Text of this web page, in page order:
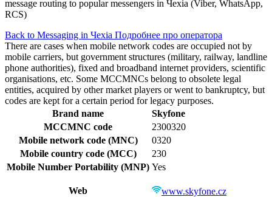
message routing to popular messengers in Чехіа (Viber, WhatsApp,
RCS)
Back to Messaging in Чехіа Подробнее про оператора
There are cases when mobile network codes are occupied not by
mobile carriers, but government structures (military, railway, landline
phone authorities), fixed and broadband internet providers, scientific
organisations, etc. Some MCCMNCs belong to obsolete legal
entities, acquired by other market players or went to bankruptcy, but
codes are kept for a certain period for legacy purposes.
Brand name
Skyfone
MCCMNC code
2300320
Mobile network code (MNC)
0320
Mobile country code (MCC)
230
Mobile Number Portability (MNP) Yes
Web www.skyfone.cz